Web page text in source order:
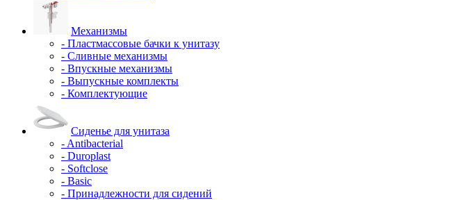
Механизмы
- Пластмассовые бачки к унитазу
- Сливные механизмы
- Впускные механизмы
- Выпускные комплекты
- Комплектующие
Сиденье для унитаза
- Antibacterial
- Duroplast
- Softclose
- Basic
- Принадлежности для сидений